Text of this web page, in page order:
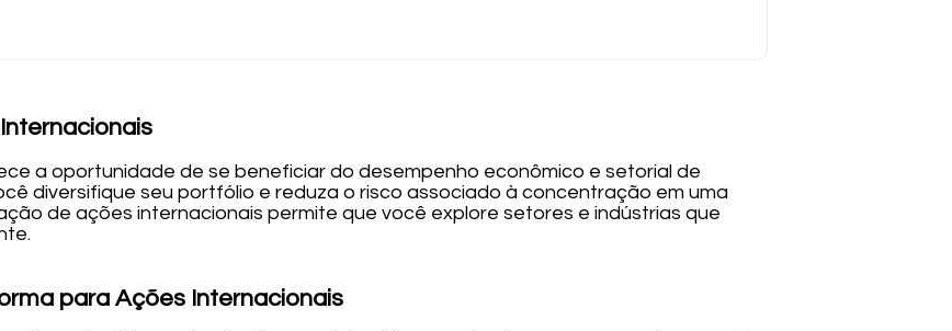
a oportunidade de se beneficiar do desempenho econômico e setorial de
diversifique seu portfólio e reduza o risco associado à concentração em uma
de ações internacionais permite que você explore setores e indústrias que
para Ações Internacionais